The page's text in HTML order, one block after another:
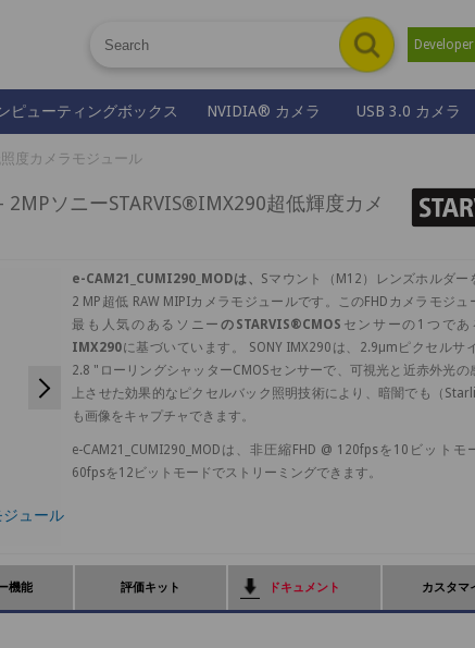
ピューティングボックス NVIDIA® カメラ USB 3.0 カメラ
度カメラモジュール
2MPソニーSTARVIS®IMX290超低輝度カメ
Next
ジュール
e-CAM21_CUMI290_MODは、 Sマウント（M12）レンズホルダー
2 MP超低 RAW MIPIカメラモジュールです。このFHDカメラモジュ
最も人気のあるソニーのSTARVIS®CMOS センサーの1つであ
IMX290に基づいています。 SONY IMX290は、2.9μmピクセルサ
2.8 "ローリングシャッターCMOSセンサーで、可視光と近赤外光の
上させた効果的なピクセルバック照明技術により、暗闇でも（
も画像をキャプチャできます。
e-CAM21_CUMI290_MODは、非圧縮FHD @ 120fpsを10ビットモ
60fpsを12ビットモードでストリーミングできます。
機能 評価キット ドキュメント カスタマ